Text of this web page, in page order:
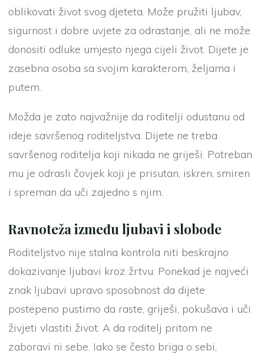
oblikovati život svog djeteta. Može pružiti ljubav,
sigurnost i dobre uvjete za odrastanje, ali ne može
donositi odluke umjesto njega cijeli život. Dijete je
zasebna osoba sa svojim karakterom, željama i
putem.
Možda je zato najvažnije da roditelji odustanu od
ideje savršenog roditeljstva. Dijete ne treba
savršenog roditelja koji nikada ne griješi. Potreban
mu je odrasli čovjek koji je prisutan, iskren, smiren
i spreman da uči zajedno s njim.
Ravnoteža između ljubavi i slobode
Roditeljstvo nije stalna kontrola niti beskrajno
dokazivanje ljubavi kroz žrtvu. Ponekad je najveći
znak ljubavi upravo sposobnost da dijete
postepeno pustimo da raste, griješi, pokušava i uči
živjeti vlastiti život. A da roditelj pritom ne
zaboravi ni sebe. Iako se često briga o sebi,